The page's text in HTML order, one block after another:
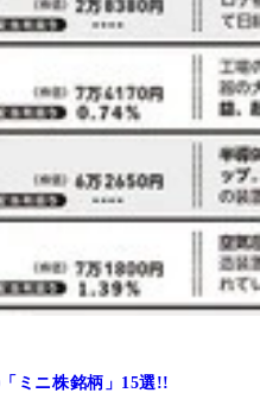
ミニ株銘柄」15選!!